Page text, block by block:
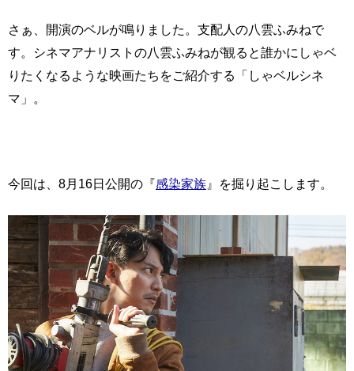
さぁ、開演のベルが鳴りました。支配人の八雲ふみねで
す。シネマアナリストの八雲ふみねが観ると誰かにしゃベ
りたくなるような映画たちをご紹介する「しゃベルシネ
マ」。
今回は、8月16日公開の『感染家族 』を掘り起こします。